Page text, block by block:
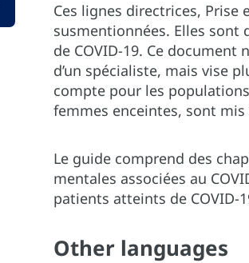
Ces lignes directrices, Prise
susmentionnées. Elles sont
de COVID-19. Ce
d’un spécialiste, mais vise
compte pour les
femmes enceintes, sont
Le guide comprend des
mentales associées au
patients atteints de COVID-
Other languages